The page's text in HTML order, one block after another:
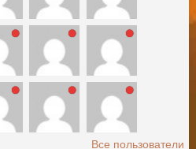
Все пользователи